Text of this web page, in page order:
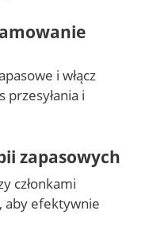
i włącz
przesyłania i
zapasowych
członkami
aby efektywnie